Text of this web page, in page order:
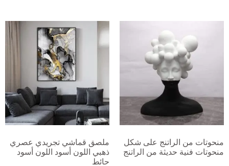
منحوتات من الراتنج على شكل
منحوتات فنية حديثة من الراتنج
ملصق قماشي تجريدي عصري
ذهبي اللون أسود اللون أسود
حائط